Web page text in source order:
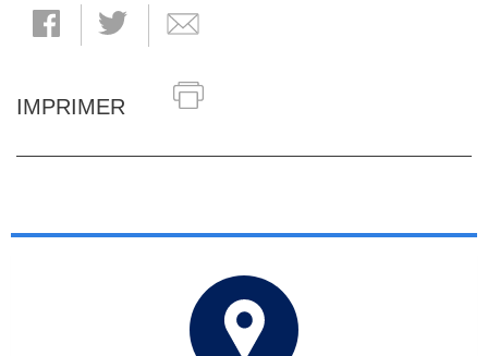
IMPRIMER